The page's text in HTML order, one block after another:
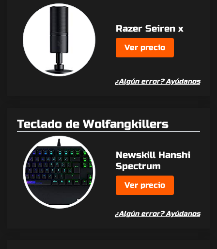
Razer Seiren x
Ver precio
¿Algún error? Ayúdanos
Teclado de Wolfangkillers
Newskill Hanshi
Spectrum
Ver precio
¿Algún error? Ayúdanos